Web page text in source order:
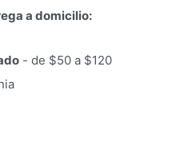
a domicilio:
- de $50 a $120